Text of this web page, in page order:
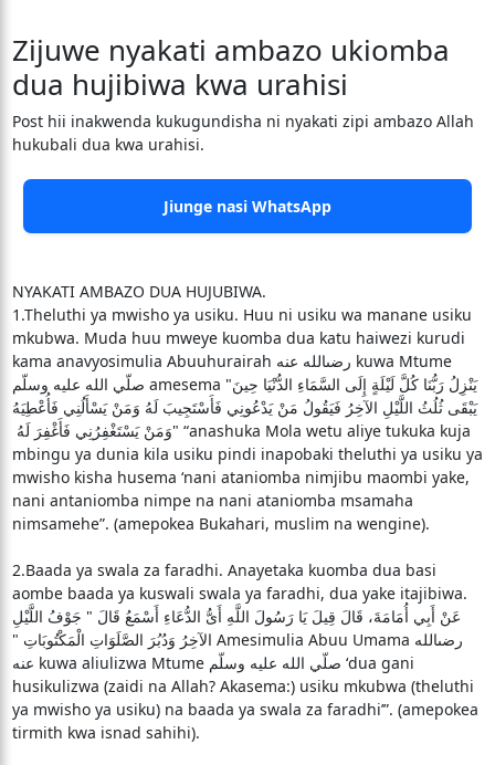
Zijuwe nyakati ambazo ukiomba
dua hujibiwa kwa urahisi
Post hii inakwenda kukugundisha ni nyakati zipi ambazo Allah
hukubali dua kwa urahisi.
Jiunge nasi WhatsApp
NYAKATI AMBAZO DUA HUJUBIWA.
1.Theluthi ya mwisho ya usiku. Huu ni usiku wa manane usiku
mkubwa. Muda huu mweye kuomba dua katu haiwezi kurudi
kama anavyosimulia Abuuhurairah رضىالله عنه kuwa Mtume
صلّي الله عليه وسلّم amesema "‏ يَنْزِلُ رَبُّنَا كُلَّ لَيْلَةٍ إِلَى السَّمَاءِ الدُّنْيَا حِينَ
يَبْقَى ثُلُثُ اللَّيْلِ الآخِرُ فَيَقُولُ مَنْ يَدْعُونِي فَأَسْتَجِيبَ لَهُ وَمَنْ يَسْأَلُنِي فَأُعْطِيَهُ
وَمَنْ يَسْتَغْفِرُنِي فَأَغْفِرَ لَهُ ‏" “anashuka Mola wetu aliye tukuka kuja
mbingu ya dunia kila usiku pindi inapobaki theluthi ya usiku ya
mwisho kisha husema ‘nani ataniomba nimjibu maombi yake,
nani antaniomba nimpe na nani ataniomba msamaha
nimsamehe”. (amepokea Bukahari, muslim na wengine).
2.Baada ya swala za faradhi. Anayetaka kuomba dua basi
aombe baada ya kuswali swala ya faradhi, dua yake itajibiwa.
عَنْ أَبِي أُمَامَةَ، قَالَ قِيلَ يَا رَسُولَ اللَّهِ أَىُّ الدُّعَاءِ أَسْمَعُ قَالَ ‏"‏ جَوْفُ اللَّيْلِ
الآخِرُ وَدُبُرَ الصَّلَوَاتِ الْمَكْتُوبَاتِ ‏"‏ Amesimulia Abuu Umama رضىالله
عنه kuwa aliulizwa Mtume صلّي الله عليه وسلّم ‘dua gani
husikulizwa (zaidi na Allah? Akasema:) usiku mkubwa (theluthi
ya mwisho ya usiku) na baada ya swala za faradhi’”. (amepokea
tirmith kwa isnad sahihi).